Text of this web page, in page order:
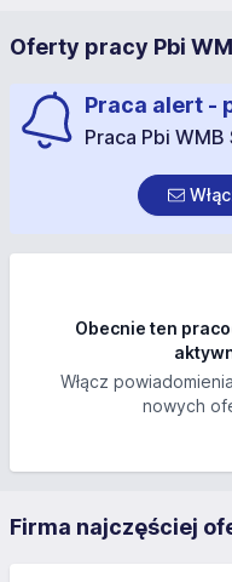
Oferty pracy Pbi
Praca alert -
Praca Pbi WMB
Obecnie ten
Włącz
nowych
Firma najczęściej